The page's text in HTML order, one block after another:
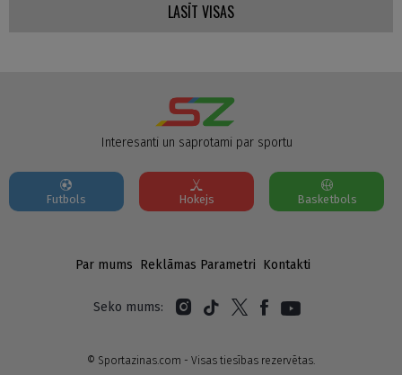
LASĪT VISAS
Interesanti un saprotami par sportu
Futbols Hokejs Basketbols
Par mums Reklāmas Parametri Kontakti
Seko mums:
© Sportazinas.com - Visas tiesības rezervētas.